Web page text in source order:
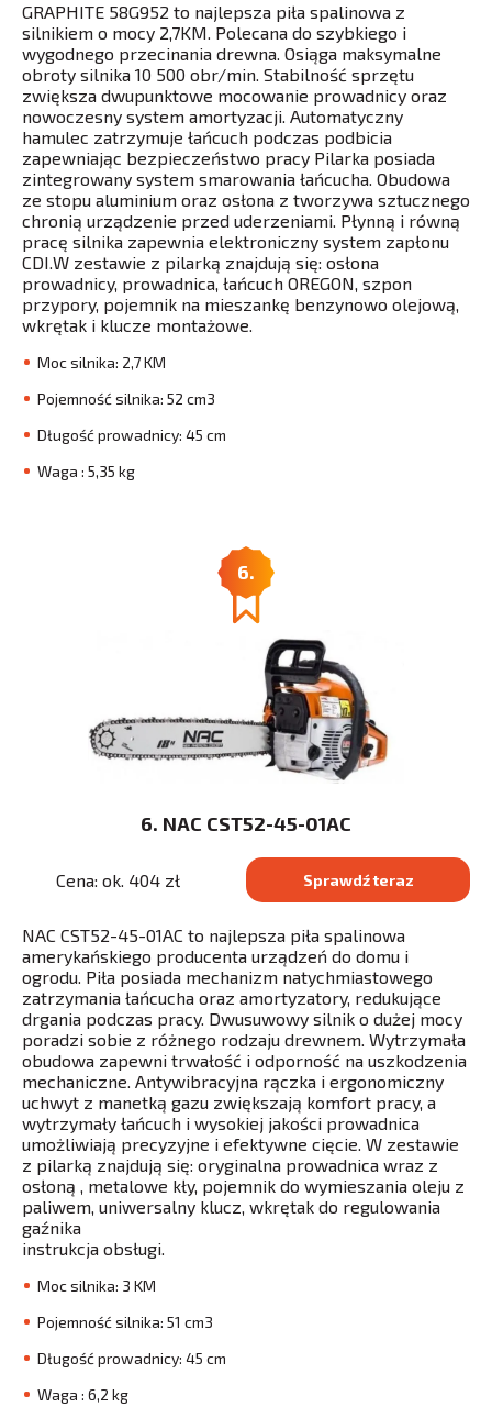
GRAPHITE 58G952 to najlepsza piła spalinowa z
silnikiem o mocy 2,7KM. Polecana do szybkiego i
wygodnego przecinania drewna. Osiąga maksymalne
obroty silnika 10 500 obr/min. Stabilność sprzętu
zwiększa dwupunktowe mocowanie prowadnicy oraz
nowoczesny system amortyzacji. Automatyczny
hamulec zatrzymuje łańcuch podczas podbicia
zapewniając bezpieczeństwo pracy Pilarka posiada
zintegrowany system smarowania łańcucha. Obudowa
ze stopu aluminium oraz osłona z tworzywa sztucznego
chronią urządzenie przed uderzeniami. Płynną i równą
pracę silnika zapewnia elektroniczny system zapłonu
CDI.W zestawie z pilarką znajdują się: osłona
prowadnicy, prowadnica, łańcuch OREGON, szpon
przypory, pojemnik na mieszankę benzynowo olejową,
wkrętak i klucze montażowe.
Moc silnika: 2,7 KM
Pojemność silnika: 52 cm3
Długość prowadnicy: 45 cm
Waga : 5,35 kg
6.
6. NAC CST52-45-01AC
Cena: ok. 404 zł Sprawdź teraz
NAC CST52-45-01AC to najlepsza piła spalinowa
amerykańskiego producenta urządzeń do domu i
ogrodu. Piła posiada mechanizm natychmiastowego
zatrzymania łańcucha oraz amortyzatory, redukujące
drgania podczas pracy. Dwusuwowy silnik o dużej mocy
poradzi sobie z różnego rodzaju drewnem. Wytrzymała
obudowa zapewni trwałość i odporność na uszkodzenia
mechaniczne. Antywibracyjna rączka i ergonomiczny
uchwyt z manetką gazu zwiększają komfort pracy, a
wytrzymały łańcuch i wysokiej jakości prowadnica
umożliwiają precyzyjne i efektywne cięcie. W zestawie
z pilarką znajdują się: oryginalna prowadnica wraz z
osłoną , metalowe kły, pojemnik do wymieszania oleju z
paliwem, uniwersalny klucz, wkrętak do regulowania
gaźnika
instrukcja obsługi.
Moc silnika: 3 KM
Pojemność silnika: 51 cm3
Długość prowadnicy: 45 cm
Waga : 6,2 kg